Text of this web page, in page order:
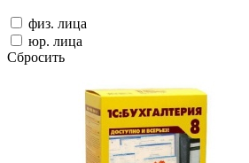
физ. лица
юр. лица
Сбросить